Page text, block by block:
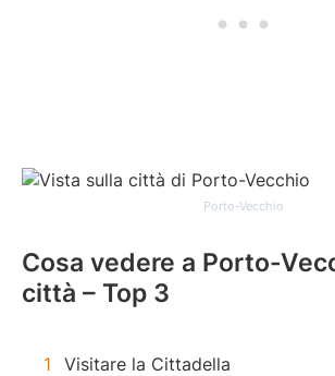
Porto-Vecchio
Cosa vedere a Porto-
città – Top 3
Visitare la Cittadella